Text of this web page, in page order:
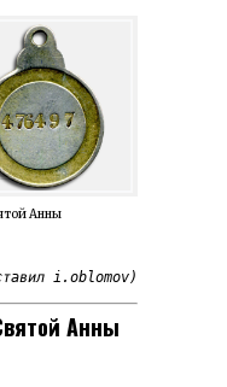
Анны
i.oblomov)
Анны